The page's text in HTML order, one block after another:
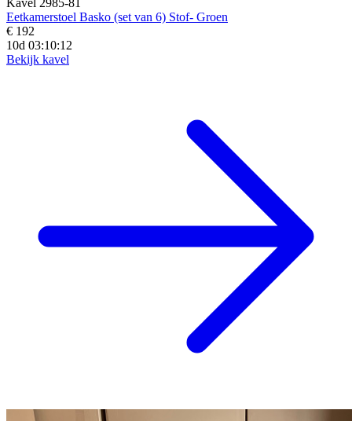
Eetkamerstoel Basko (set van 6) Stof- Groen
€ 192
10d 03:10:10
Bekijk kavel